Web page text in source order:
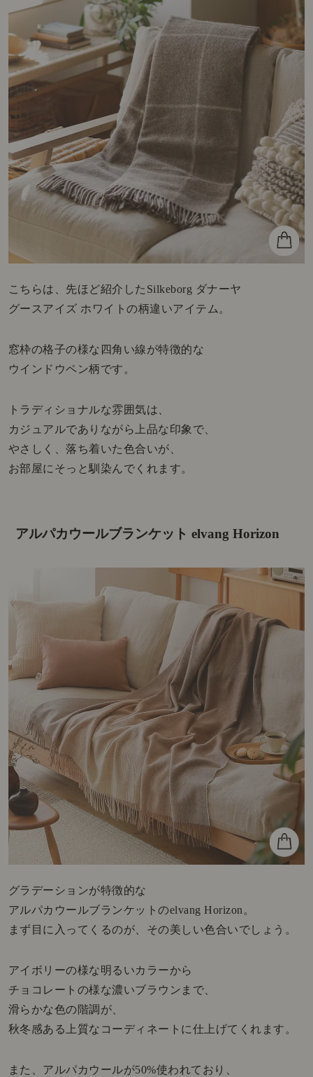
こちらは、先ほど紹介したSilkeborg ダナーヤ
グースアイズ ホワイトの柄違いアイテム。
窓枠の格子の様な四角い線が特徴的な
ウインドウペン柄です。
トラディショナルな雰囲気は、
カジュアルでありながら上品な印象で、
やさしく、落ち着いた色合いが、
お部屋にそっと馴染んでくれます。
アルパカウールブランケット elvang Horizon
グラデーションが特徴的な
アルパカウールブランケットのelvang Horizon。
まず目に入ってくるのが、その美しい色合いでしょう。
アイボリーの様な明るいカラーから
チョコレートの様な濃いブラウンまで、
滑らかな色の階調が、
秋冬感ある上質なコーディネートに仕上げてくれます。
また、アルパカウールが50%使われており、